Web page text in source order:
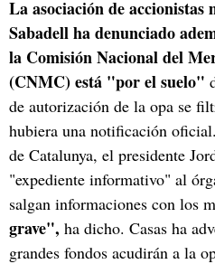
La asociación de
Sabadell ha denunciado
la Comisión Nacional del
(CNMC) está "por el suelo"
de autorización de la opa se
hubiera una notificación
de Catalunya, el presidente
"expediente informativo" al
salgan informaciones con los
grave", ha dicho. Casas ha
grandes fondos acudirán a la